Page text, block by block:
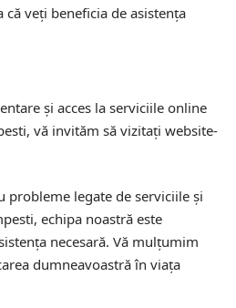
veți beneficia de asistența
și acces la serviciile online
vă invităm să vizitați website-
probleme legate de serviciile și
echipa noastră este
necesară. Vă mulțumim
dumneavoastră în viața